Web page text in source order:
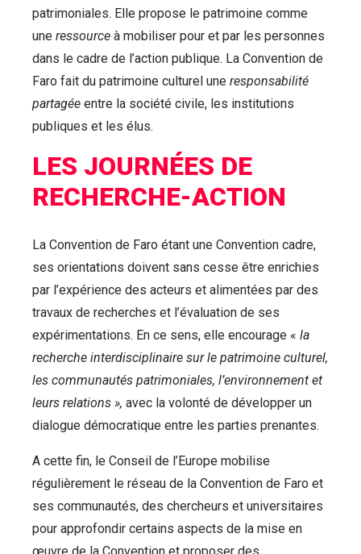
patrimoniales. Elle propose le patrimoine comme
une ressource à mobiliser pour et par les personnes
dans le cadre de l’action publique. La Convention de
Faro fait du patrimoine culturel une responsabilité
partagée entre la société civile, les institutions
publiques et les élus.
LES JOURNÉES DE
RECHERCHE-ACTION
La Convention de Faro étant une Convention cadre,
ses orientations doivent sans cesse être enrichies
par l’expérience des acteurs et alimentées par des
travaux de recherches et l’évaluation de ses
expérimentations. En ce sens, elle encourage « la
recherche interdisciplinaire sur le patrimoine culturel,
les communautés patrimoniales, l’environnement et
leurs relations », avec la volonté de développer un
dialogue démocratique entre les parties prenantes.
A cette fin, le Conseil de l’Europe mobilise
régulièrement le réseau de la Convention de Faro et
ses communautés, des chercheurs et universitaires
pour approfondir certains aspects de la mise en